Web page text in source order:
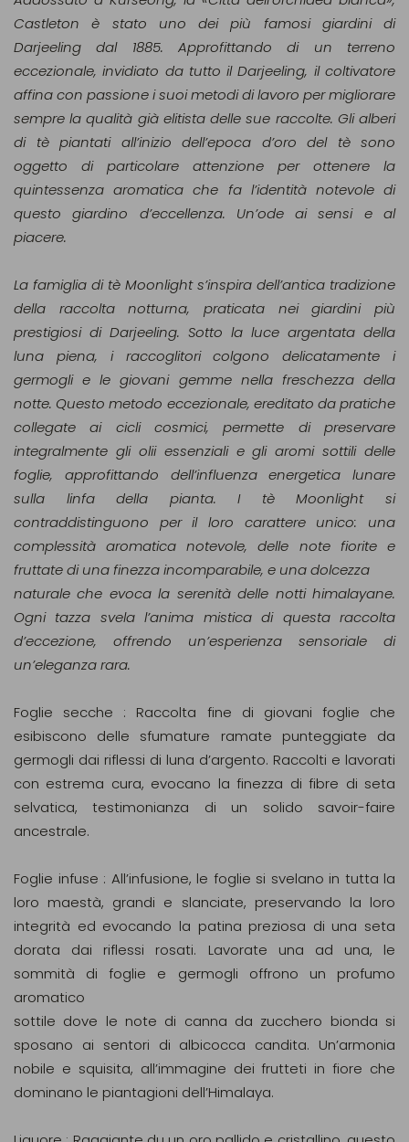
Castleton è stato uno dei più famosi giardini di
Darjeeling dal 1885. Approfittando di un terreno
eccezionale, invidiato da tutto il Darjeeling, il coltivatore
affina con passione i suoi metodi di lavoro per migliorare
sempre la qualità già elitista delle sue raccolte. Gli alberi
di tè piantati all’inizio dell’epoca d’oro del tè sono
oggetto di particolare attenzione per ottenere la
quintessenza aromatica che fa l’identità notevole di
questo giardino d’eccellenza. Un’ode ai sensi e al
piacere.
La famiglia di tè Moonlight s’inspira dell’antica tradizione
della raccolta notturna, praticata nei giardini più
prestigiosi di Darjeeling. Sotto la luce argentata della
luna piena, i raccoglitori colgono delicatamente i
germogli e le giovani gemme nella freschezza della
notte. Questo metodo eccezionale, ereditato da pratiche
collegate ai cicli cosmici, permette di preservare
integralmente gli olii essenziali e gli aromi sottili delle
foglie, approfittando dell’influenza energetica lunare
sulla linfa della pianta. I tè Moonlight si
contraddistinguono per il loro carattere unico: una
complessità aromatica notevole, delle note fiorite e
fruttate di una finezza incomparabile, e una dolcezza
naturale che evoca la serenità delle notti himalayane.
Ogni tazza svela l’anima mistica di questa raccolta
d’eccezione, offrendo un’esperienza sensoriale di
un’eleganza rara.
Foglie secche : Raccolta fine di giovani foglie che
esibiscono delle sfumature ramate punteggiate da
germogli dai riflessi di luna d’argento. Raccolti e lavorati
con estrema cura, evocano la finezza di fibre di seta
selvatica, testimonianza di un solido savoir-faire
ancestrale.
Foglie infuse : All’infusione, le foglie si svelano in tutta la
loro maestà, grandi e slanciate, preservando la loro
integrità ed evocando la patina preziosa di una seta
dorata dai riflessi rosati. Lavorate una ad una, le
sommità di foglie e germogli offrono un profumo
aromatico
sottile dove le note di canna da zucchero bionda si
sposano ai sentori di albicocca candita. Un’armonia
nobile e squisita, all’immagine dei frutteti in fiore che
dominano le piantagioni dell’Himalaya.